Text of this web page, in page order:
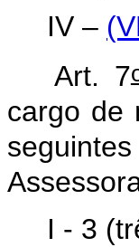
IV –
Art. 7
cargo de
I - 3